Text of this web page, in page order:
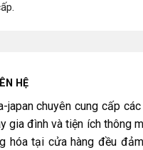
.
HỆ
japan chuyên cung cấp
gia đình và tiện ích thông
hóa tại cửa hàng đều